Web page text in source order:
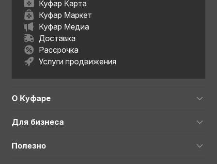
Куфар Карта
Куфар Маркет
Куфар Медиа
Доставка
Рассрочка
Услуги продвижения
О Куфаре
Для бизнеса
Полезно